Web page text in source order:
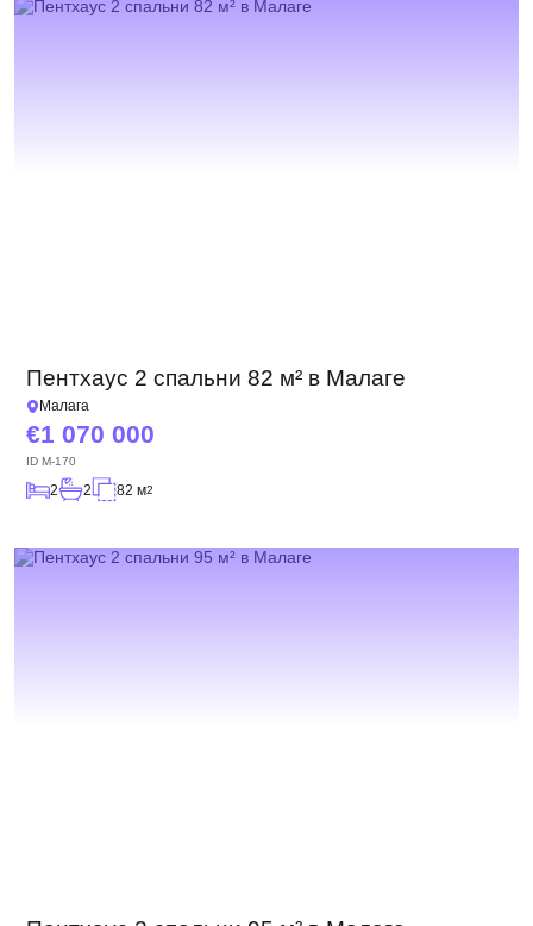
Пентхаус 2 спальни 82 м² в Малаге
Малага
1 070 000
ID M-170
2 2 82 м2